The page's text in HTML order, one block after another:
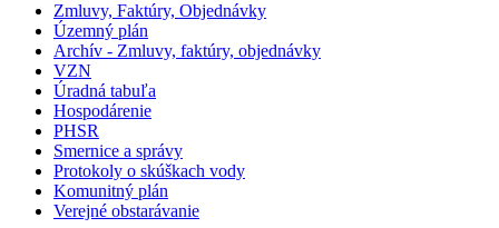
Zmluvy, Faktúry, Objednávky
Územný plán
Archív - Zmluvy, faktúry, objednávky
VZN
Úradná tabuľa
Hospodárenie
PHSR
Smernice a správy
Protokoly o skúškach vody
Komunitný plán
Verejné obstarávanie